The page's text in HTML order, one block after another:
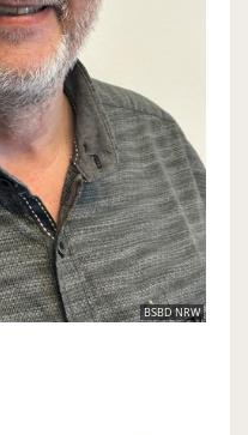
BSBD NRW